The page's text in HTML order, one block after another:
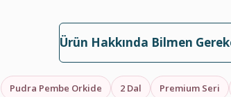
Ürün Hakkında Bilmen
Pudra Pembe Orkide 2 Dal Premium Seri